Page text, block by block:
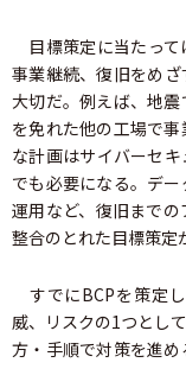
目標策定に当たって
事業継続、復旧をめ
大切だ。例えば、地
を免れた他の工場で
な計画はサイバーセ
でも必要になる。デ
運用など、復旧まで
整合のとれた目標策定
すでにBCPを策定
威、リスクの1つとし
方・手順で対策を進